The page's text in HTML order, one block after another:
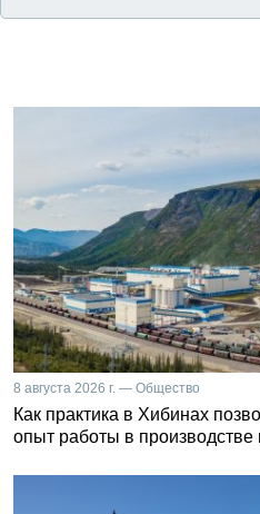
8 августа 2026 г. — Общество
Как практика в Хибинах
опыт работы в